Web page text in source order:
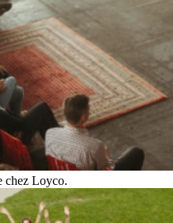
chez Loyco.